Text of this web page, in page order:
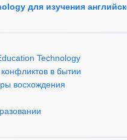
для изучения
Technology
в бытии
восхождения